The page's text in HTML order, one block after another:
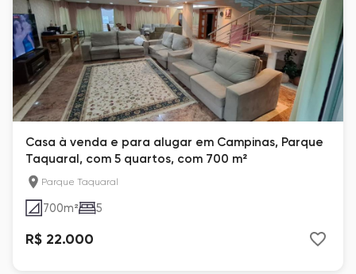
Casa à venda e para alugar em Campinas, Parque
Taquaral, com 5 quartos, com 700 m²
Parque Taquaral
700m² 5
R$ 22.000